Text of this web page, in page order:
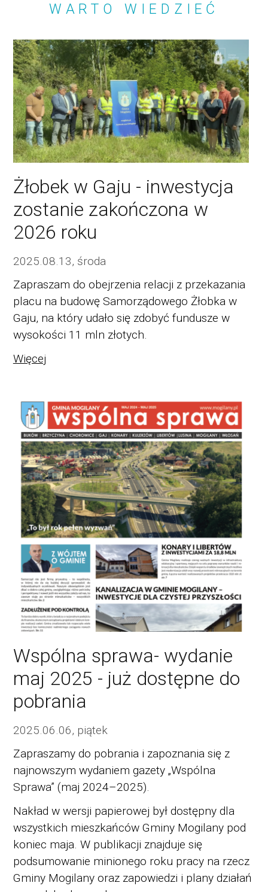
WARTO WIEDZIEĆ
Żłobek w Gaju - inwestycja
zostanie zakończona w
2026 roku
2025.08.13, środa
Zapraszam do obejrzenia relacji z przekazania
placu na budowę Samorządowego Żłobka w
Gaju, na który udało się zdobyć fundusze w
wysokości 11 mln złotych.
Więcej
Wspólna sprawa- wydanie
maj 2025 - już dostępne do
pobrania
2025.06.06, piątek
Zapraszamy do pobrania i zapoznania się z
najnowszym wydaniem gazety „Wspólna
Sprawa” (maj 2024–2025).
Nakład w wersji papierowej był dostępny dla
wszystkich mieszkańców Gminy Mogilany pod
koniec maja. W publikacji znajduje się
podsumowanie minionego roku pracy na rzecz
Gminy Mogilany oraz zapowiedzi i plany działań